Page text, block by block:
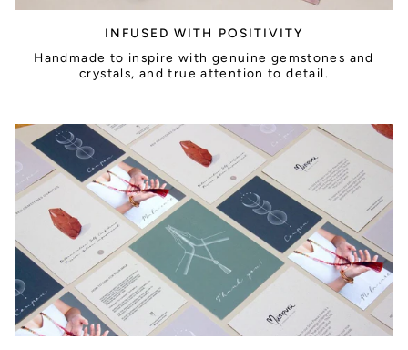
INFUSED WITH POSITIVITY
Handmade to inspire with genuine gemstones and
crystals, and true attention to detail.